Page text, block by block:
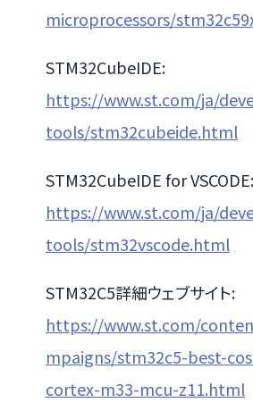
microprocessors/
STM32CubeIDE:
https://www.st.com/ja/
tools/stm32cubeide.html
STM32CubeIDE for VSCODE:
https://www.st.com/ja/
tools/stm32vscode.html
STM32C5詳細ウェブサイト:
https://www.st.com/
mpaigns/stm32c5-best-
cortex-m33-mcu-z11.html